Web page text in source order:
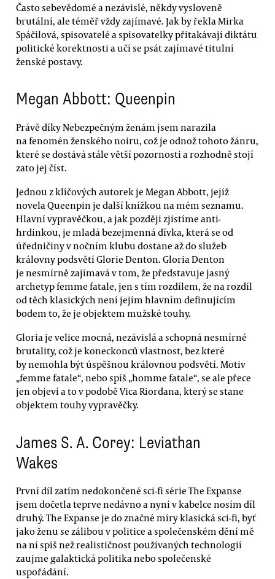
Často sebevědomé a nezávislé, někdy vysloveně
brutální, ale téměř vždy zajímavé. Jak by řekla Mirka
Spáčilová, spisovatelé a spisovatelky přitakávají diktátu
politické korektnosti a učí se psát zajímavé titulní
ženské postavy.
Megan Abbott: Queenpin
Právě díky Nebezpečným ženám jsem narazila
na fenomén ženského noiru, což je odnož tohoto žánru,
které se dostává stále větší pozornosti a rozhodně stojí
zato jej číst.
Jednou z klíčových autorek je Megan Abbott, jejíž
novela Queenpin je další knížkou na mém seznamu.
Hlavní vypravěčkou, a jak později zjistíme anti-
hrdinkou, je mladá bezejmenná dívka, která se od
úředničiny v nočním klubu dostane až do služeb
královny podsvětí Glorie Denton. Gloria Denton
je nesmírně zajímavá v tom, že představuje jasný
archetyp femme fatale, jen s tím rozdílem, že na rozdíl
od těch klasických není jejím hlavním definujícím
bodem to, že je objektem mužské touhy.
Gloria je velice mocná, nezávislá a schopná nesmírné
brutality, což je koneckonců vlastnost, bez které
by nemohla být úspěšnou královnou podsvětí. Motiv
„femme fatale“, nebo spíš „homme fatale“, se ale přece
jen objeví a to v podobě Vica Riordana, který se stane
objektem touhy vypravěčky.
James S. A. Corey: Leviathan
Wakes
První díl zatím nedokončené sci-fi série The Expanse
jsem dočetla teprve nedávno a nyní v kabelce nosím díl
druhý. The Expanse je do značné míry klasická sci-fi, byť
jako ženu se zálibou v politice a společenském dění mě
na ní spíš než realističnost používaných technologií
zaujme galaktická politika nebo společenské
uspořádání.